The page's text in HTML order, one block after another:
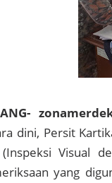
dini, Persit
Visual
yang